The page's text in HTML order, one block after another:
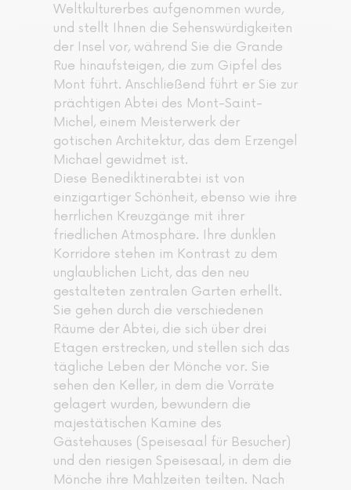
Weltkulturerbes aufgenommen wurde,
und stellt Ihnen die Sehenswürdigkeiten
der Insel vor, während Sie die Grande
Rue hinaufsteigen, die zum Gipfel des
Mont führt. Anschließend führt er Sie zur
prächtigen Abtei des Mont-Saint-
Michel, einem Meisterwerk der
gotischen Architektur, das dem Erzengel
Michael gewidmet ist.
Diese Benediktinerabtei ist von
einzigartiger Schönheit, ebenso wie ihre
herrlichen Kreuzgänge mit ihrer
friedlichen Atmosphäre. Ihre dunklen
Korridore stehen im Kontrast zu dem
unglaublichen Licht, das den neu
gestalteten zentralen Garten erhellt.
Sie gehen durch die verschiedenen
Räume der Abtei, die sich über drei
Etagen erstrecken, und stellen sich das
tägliche Leben der Mönche vor. Sie
sehen den Keller, in dem die Vorräte
gelagert wurden, bewundern die
majestätischen Kamine des
Gästehauses (Speisesaal für Besucher)
und den riesigen Speisesaal, in dem die
Mönche ihre Mahlzeiten teilten. Nach